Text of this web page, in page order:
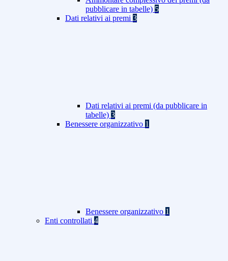
pubblicare in tabelle) 5
Dati relativi ai premi 3
Dati relativi ai premi (da pubblicare in
tabelle) 3
Benessere organizzativo 1
Benessere organizzativo 1
Enti controllati 4